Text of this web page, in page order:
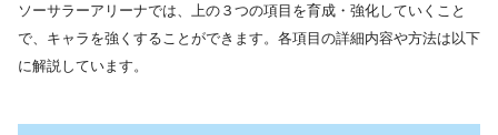
ソーサラーアリーナでは、上の３つの項目を育成・強化していくこと
で、キャラを強くすることができます。各項目の詳細内容や方法は以下
に解説しています。